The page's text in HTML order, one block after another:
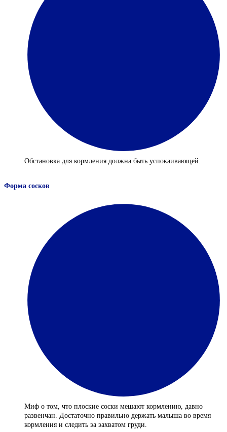
Обстановка для кормления должна быть успокаивающей.
Форма сосков
Миф о том, что плоские соски мешают кормлению, давно
развенчан. Достаточно правильно держать малыша во время
кормления и следить за захватом груди.